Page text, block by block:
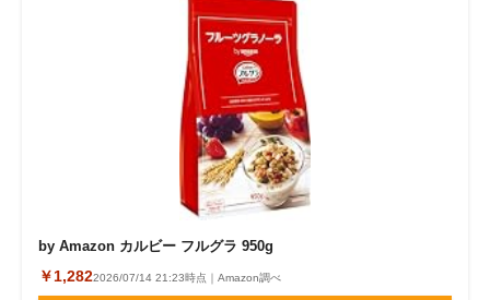
by Amazon カルビー フルグラ 950g
￥1,2822026/07/14 21:23時点｜Amazon調べ